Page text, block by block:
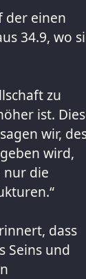
der einen
34.9, wo
zu
ist.
wir,
wird,
nur die
dass
Seins und